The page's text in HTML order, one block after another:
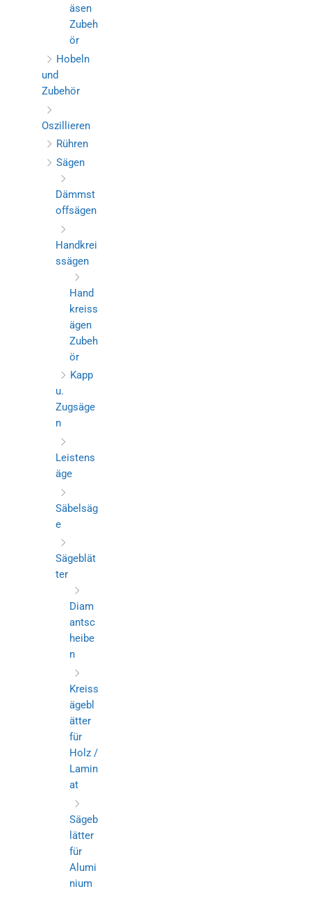
äsen
Zubeh
ör
Hobeln
und
Zubehör
Oszillieren
Rühren
Sägen
Dämmst
offsägen
Handkrei
ssägen
Hand
kreiss
ägen
Zubeh
ör
Kapp
u.
Zugsäge
n
Leistens
äge
Säbelsäg
e
Sägeblät
ter
Diam
antsc
heibe
n
Kreiss
ägebl
ätter
für
Holz /
Lamin
at
Sägeb
lätter
für
Alumi
nium